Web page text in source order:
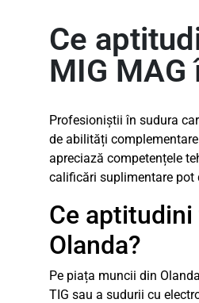
Ce
MIG MAG
Profesioniștii în sudura
de abilități
apreciază competențele
calificări suplimentare pot
Ce
Olanda?
Pe piața muncii din
TIG sau a sudurii cu